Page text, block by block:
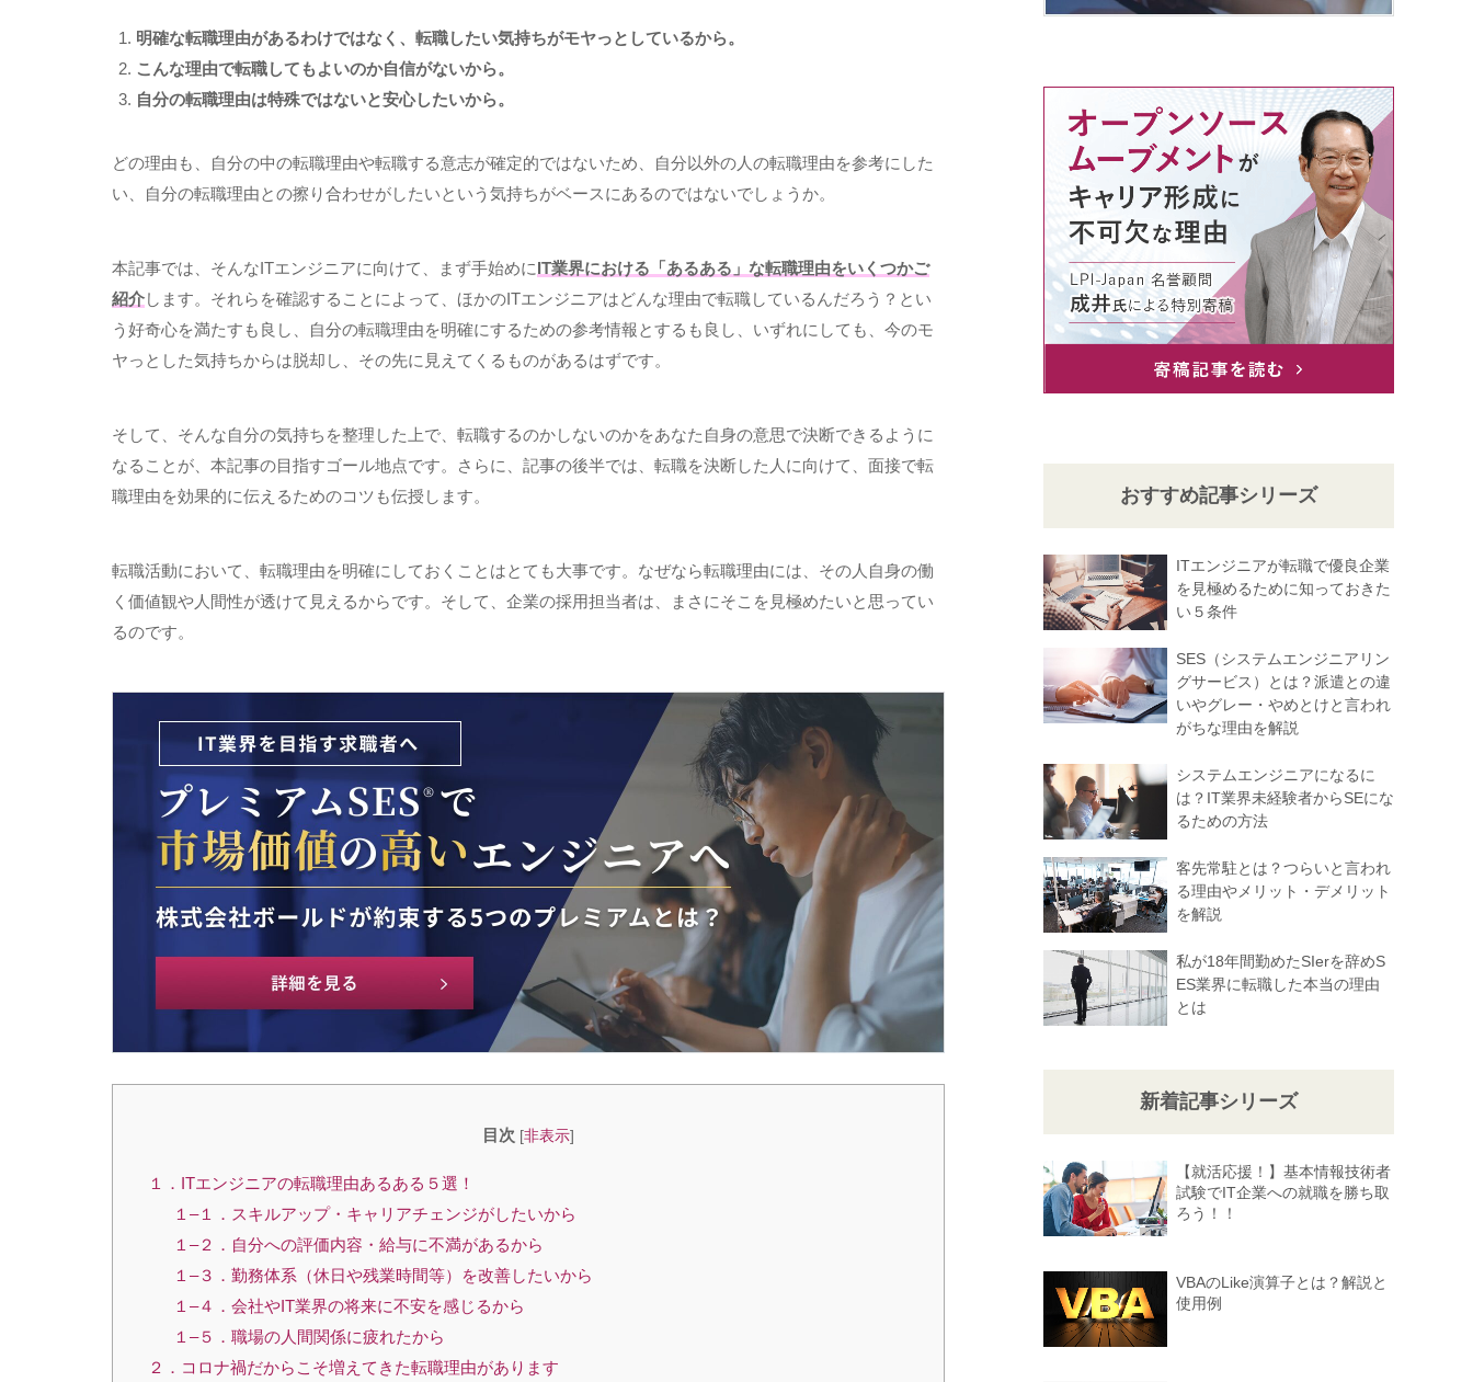
明確な転職理由があるわけではなく、転職したい気持ちがモヤっとしているから。
こんな理由で転職してもよいのか自信がないから。
自分の転職理由は特殊ではないと安心したいから。
どの理由も、自分の中の転職理由や転職する意志が確定的ではないため、自分以外の人の転職理由を参考にした
い、自分の転職理由との擦り合わせがしたいという気持ちがベースにあるのではないでしょうか。
本記事では、そんなITエンジニアに向けて、まず手始めにIT業界における「あるある」な転職理由をいくつかご
紹介します。それらを確認することによって、ほかのITエンジニアはどんな理由で転職しているんだろう？とい
う好奇心を満たすも良し、自分の転職理由を明確にするための参考情報とするも良し、いずれにしても、今のモ
ヤっとした気持ちからは脱却し、その先に見えてくるものがあるはずです。
そして、そんな自分の気持ちを整理した上で、転職するのかしないのかをあなた自身の意思で決断できるように
なることが、本記事の目指すゴール地点です。さらに、記事の後半では、転職を決断した人に向けて、面接で転
職理由を効果的に伝えるためのコツも伝授します。
転職活動において、転職理由を明確にしておくことはとても大事です。なぜなら転職理由には、その人自身の働
く価値観や人間性が透けて見えるからです。そして、企業の採用担当者は、まさにそこを見極めたいと思ってい
るのです。
目次 [非表示]
１．ITエンジニアの転職理由あるある５選！
１–１．スキルアップ・キャリアチェンジがしたいから
１–２．自分への評価内容・給与に不満があるから
１–３．勤務体系（休日や残業時間等）を改善したいから
１–４．会社やIT業界の将来に不安を感じるから
１–５．職場の人間関係に疲れたから
２．コロナ禍だからこそ増えてきた転職理由があります
おすすめ記事シリーズ
ITエンジニアが転職で優良企業
を見極めるために知っておきた
い５条件
SES（システムエンジニアリン
グサービス）とは？派遣との違
いやグレー・やめとけと言われ
がちな理由を解説
システムエンジニアになるに
は？IT業界未経験者からSEにな
るための方法
客先常駐とは？つらいと言われ
る理由やメリット・デメリット
を解説
私が18年間勤めたSIerを辞めS
ES業界に転職した本当の理由
とは
新着記事シリーズ
【就活応援！】基本情報技術者
試験でIT企業への就職を勝ち取
ろう！！
VBAのLike演算子とは？解説と
使用例